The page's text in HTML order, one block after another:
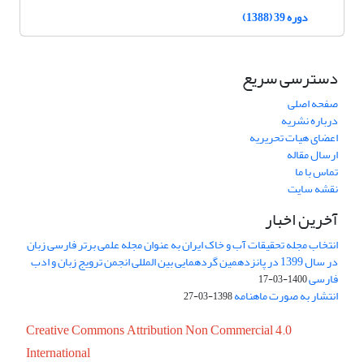
دوره 39 (1388)
دسترسی سریع
صفحه اصلی
درباره نشریه
اعضای هیات تحریریه
ارسال مقاله
تماس با ما
نقشه سایت
آخرین اخبار
انتخاب مجله تحقیقات آب و خاک ایران به عنوان مجله علمی برتر فارسی زبان
در سال 1399 در پانزدهمین گردهمایی بین المللی انجمن ترویج زبان و ادب
فارسی1400-03-17
انتشار به صورت ماهنامه1398-03-27
Creative Commons Attribution Non Commercial 4.0
International